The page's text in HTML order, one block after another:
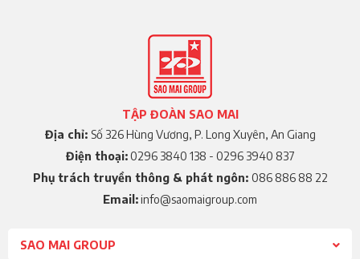
TẬP ĐOÀN SAO MAI
Địa chỉ: Số 326 Hùng Vương, P. Long Xuyên, An Giang
Điện thoại:0296 3840 138 - 0296 3940 837
Phụ trách truyền thông & phát ngôn: 086 886 88 22
Email:info@saomaigroup.com
SAO MAI GROUP